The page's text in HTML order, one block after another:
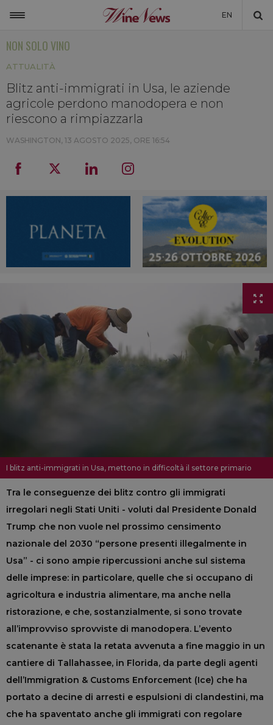
EN
NON SOLO VINO
NEWSLETTER
LA CANTINA DI WINENEWS
DICONO DI NOI
NON SOLO VINO
ATTUALITÀ
Blitz anti-immigrati in Usa, le aziende
agricole perdono manodopera e non
riescono a rimpiazzarla
WASHINGTON, 13 AGOSTO 2025, ORE 16:54
I blitz anti-immigrati in Usa, mettono in difficoltà il settore primario
Tra le conseguenze dei blitz contro gli immigrati
irregolari negli Stati Uniti - voluti dal Presidente Donald
Trump che non vuole nel prossimo censimento
nazionale del 2030 “persone presenti illegalmente in
Usa” - ci sono ampie ripercussioni anche sul sistema
delle imprese: in particolare, quelle che si occupano di
agricoltura e industria alimentare, ma anche nella
ristorazione, e che, sostanzialmente, si sono trovate
all’improvviso sprovviste di manodopera. L’evento
scatenante è stata la retata avvenuta a fine maggio in un
cantiere di Tallahassee, in Florida, da parte degli agenti
dell’Immigration & Customs Enforcement (Ice) che ha
portato a decine di arresti e espulsioni di clandestini, ma
che ha spaventato anche gli immigrati con regolare